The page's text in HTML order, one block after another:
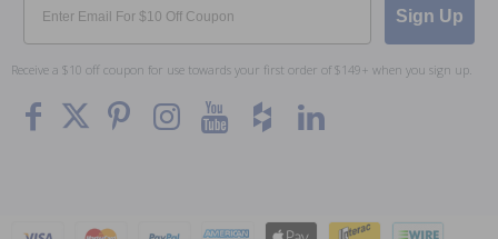
Sign Up
Receive a $10 off coupon for use towards your first order of $149+ when you sign up.